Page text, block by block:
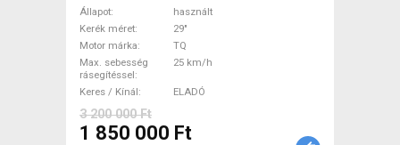
Bike 29" össztelós / fully TQ
használt ELADÓ
Állapot
használt
Kerék méret
29"
Motor márka
TQ
Max. sebesség
rásegítéssel
25 km/h
Keres / Kínál ELADÓ
3 200 000 Ft
1 850 000 Ft